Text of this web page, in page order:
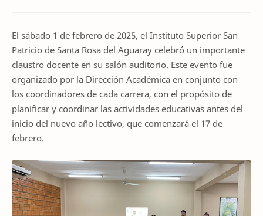
El sábado 1 de febrero de 2025, el Instituto Superior San
Patricio de Santa Rosa del Aguaray celebró un importante
claustro docente en su salón auditorio. Este evento fue
organizado por la Dirección Académica en conjunto con
los coordinadores de cada carrera, con el propósito de
planificar y coordinar las actividades educativas antes del
inicio del nuevo año lectivo, que comenzará el 17 de
febrero.